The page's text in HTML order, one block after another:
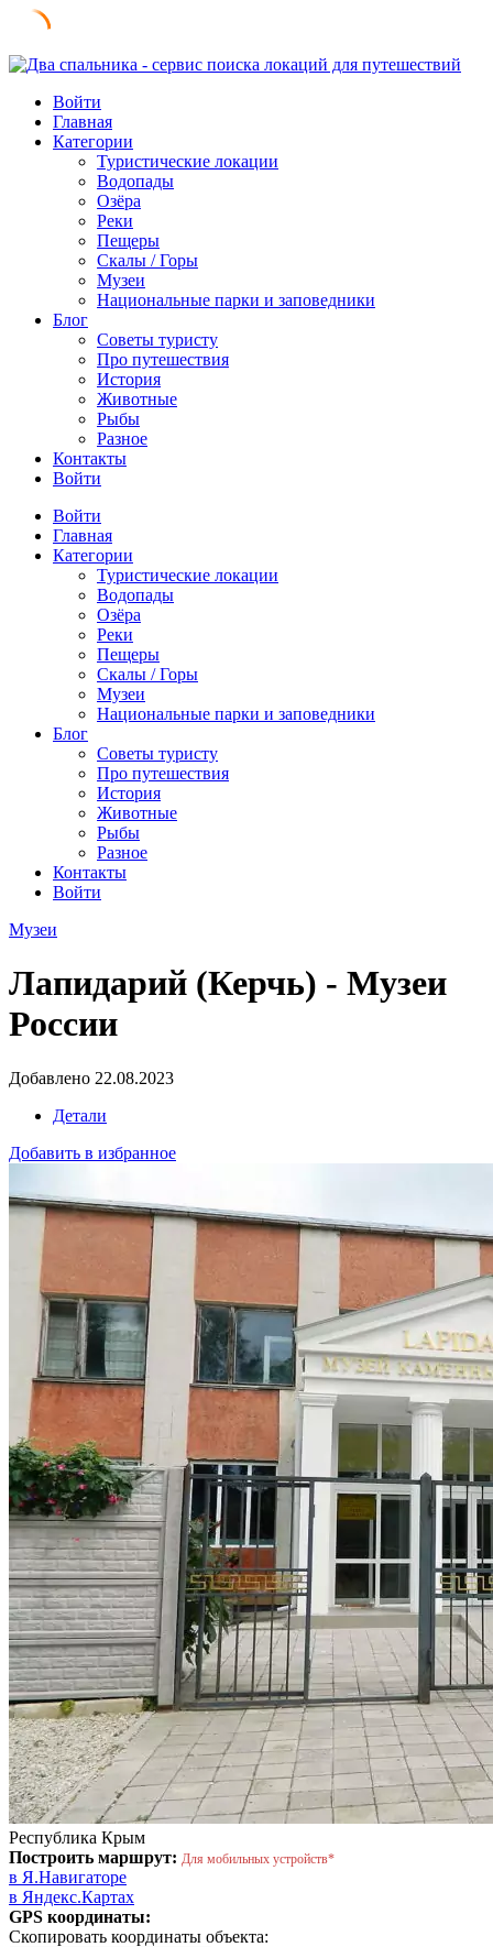
Skip
contentВойти
Главная
Категории
Туристические локации
Водопады
Озёра
Реки
Пещеры
Скалы / Горы
Музеи
Национальные парки и заповедники
Блог
Советы туристу
Про путешествия
История
Животные
Рыбы
Разное
Контакты
Войти
Войти
Главная
Категории
Туристические локации
Водопады
Озёра
Реки
Пещеры
Скалы / Горы
Музеи
Национальные парки и заповедники
Блог
Советы туристу
Про путешествия
История
Животные
Рыбы
Разное
Контакты
Войти
Музеи
Лапидарий (Керчь) - Музеи
России
Добавлено 22.08.2023
Детали
Добавить в избранное
Республика Крым
Построить маршрут: Для мобильных устройств*
в Я.Навигаторе
в Яндекс.Картах
GPS координаты:
Скопировать координаты объекта: